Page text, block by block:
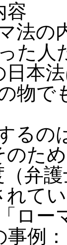
容
法の
た
日本
物
る
た
弁
れて
ロー
事例